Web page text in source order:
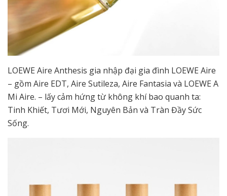
LOEWE Aire Anthesis gia nhập đại gia đình LOEWE Aire
– gồm Aire EDT, Aire Sutileza, Aire Fantasia và LOEWE A
Mi Aire. – lấy cảm hứng từ không khí bao quanh ta:
Tinh Khiết, Tươi Mới, Nguyên Bản và Tràn Đầy Sức
Sống.